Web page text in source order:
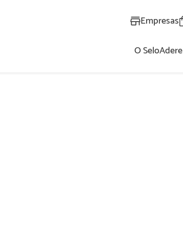
Empresas
O SeloAdere